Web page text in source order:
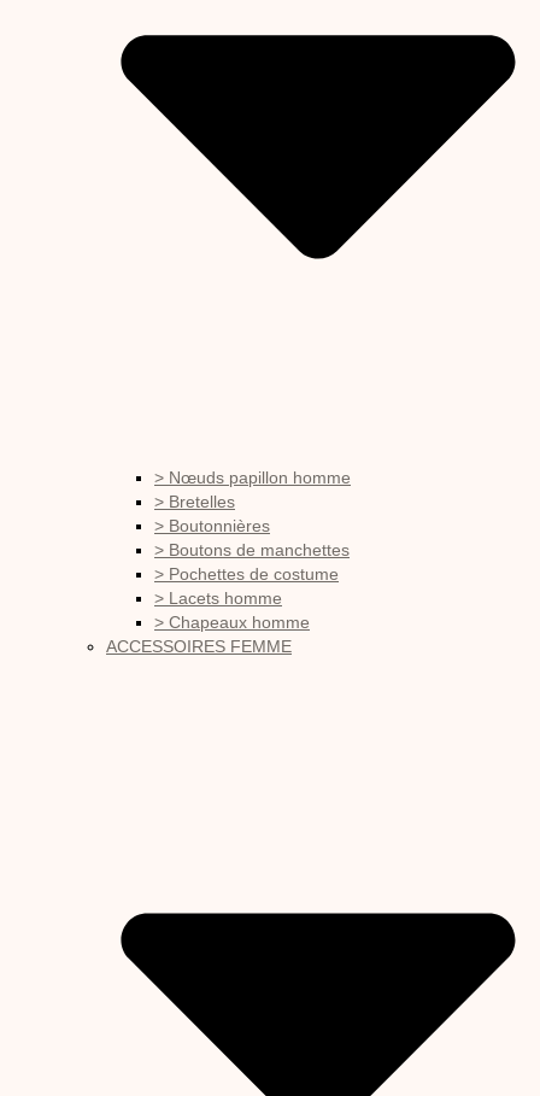
> Nœuds papillon homme
> Bretelles
> Boutonnières
> Boutons de manchettes
> Pochettes de costume
> Lacets homme
> Chapeaux homme
ACCESSOIRES FEMME